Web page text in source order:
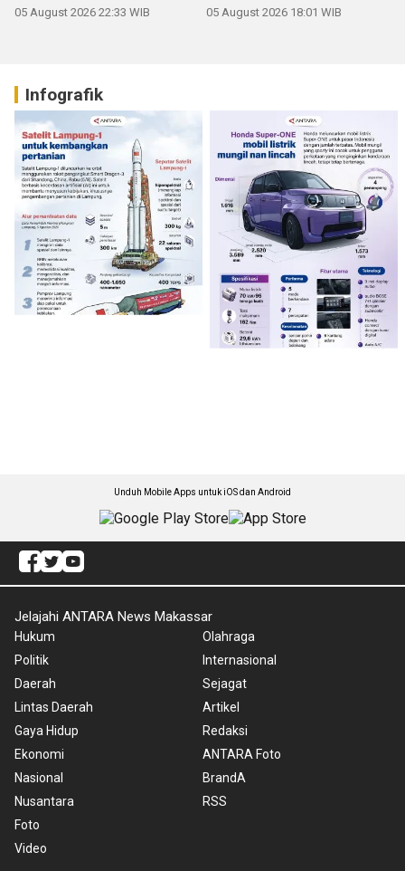
05 August 2026 22:33 WIB 05 August 2026 18:01 WIB
Infografik
Unduh Mobile Apps untuk iOS dan Android
Jelajahi ANTARA News Makassar
Hukum
Politik
Daerah
Lintas Daerah
Gaya Hidup
Ekonomi
Nasional
Nusantara
Foto
Video
Olahraga
Internasional
Sejagat
Artikel
Redaksi
ANTARA Foto
BrandA
RSS